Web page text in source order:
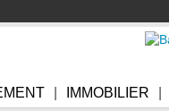
IMMOBILIER